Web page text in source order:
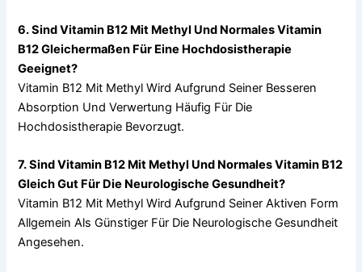
6. Sind Vitamin B12 Mit Methyl Und Normales Vitamin
B12 Gleichermaßen Für Eine Hochdosistherapie
Geeignet?
Vitamin B12 Mit Methyl Wird Aufgrund Seiner Besseren
Absorption Und Verwertung Häufig Für Die
Hochdosistherapie Bevorzugt.
7. Sind Vitamin B12 Mit Methyl Und Normales Vitamin B12
Gleich Gut Für Die Neurologische Gesundheit?
Vitamin B12 Mit Methyl Wird Aufgrund Seiner Aktiven Form
Allgemein Als Günstiger Für Die Neurologische Gesundheit
Angesehen.